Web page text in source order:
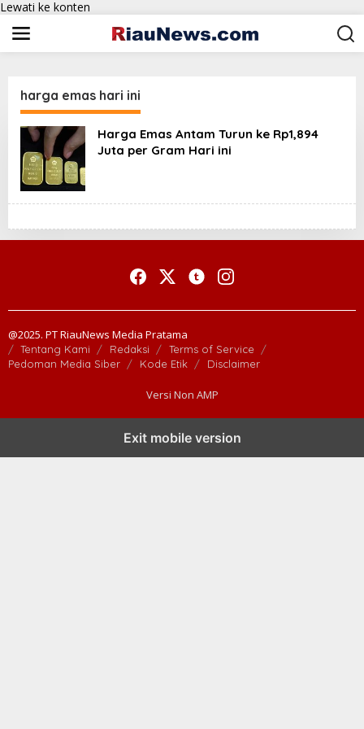
Lewati ke konten
harga emas hari ini
Harga Emas Antam Turun ke Rp1,894
Juta per Gram Hari ini
@2025. PT RiauNews Media Pratama
Tentang Kami Redaksi
Terms of Service
Pedoman Media Siber
Kode Etik Disclaimer
Versi Non AMP
Exit mobile version